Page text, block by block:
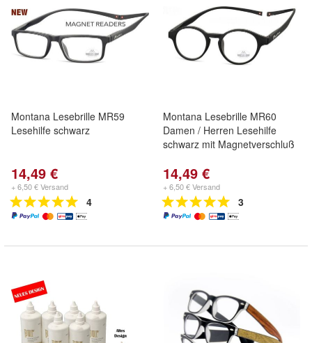
Montana Lesebrille MR59
Lesehilfe schwarz
14,49 €
+ 6,50 € Versand
4
Montana Lesebrille MR60
Damen / Herren Lesehilfe
schwarz mit Magnetverschluß
14,49 €
+ 6,50 € Versand
3